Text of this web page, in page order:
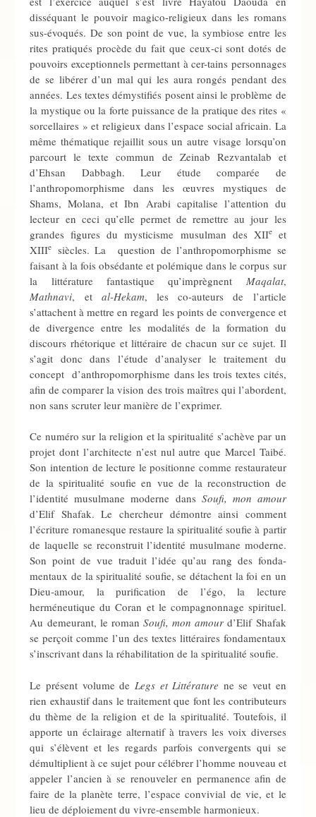
disséquant le pouvoir magico-religieux dans les romans
sus-évoqués. De son point de vue, la symbiose entre les
rites pratiqués procède du fait que ceux-ci sont dotés de
pouvoirs exceptionnels permettant à cer-tains personnages
de se libérer d’un mal qui les aura rongés pendant des
années. Les textes démystifiés posent ainsi le problème de
la mystique ou la forte puissance de la pratique des rites «
sorcellaires » et religieux dans l’espace social africain. La
même thématique rejaillit sous un autre visage lorsqu’on
parcourt le texte commun de Zeinab Rezvantalab et
d’Ehsan Dabbagh. Leur étude comparée de
l’anthropomorphisme dans les œuvres mystiques de
Shams, Molana, et Ibn Arabi capitalise l’attention du
lecteur en ceci qu’elle permet de remettre au jour les
grandes figures du mysticisme musulman des XIIeet
XIIIe siècles. La question de l’anthropomorphisme se
faisant à la fois obsédante et polémique dans le corpus sur
la littérature fantastique qu’imprègnent Maqalat,
Mathnavi, et al-Hekam, les co-auteurs de l’article
s’attachent à mettre en regard les points de convergence et
de divergence entre les modalités de la formation du
discours rhétorique et littéraire de chacun sur ce sujet. Il
s’agit donc dans l’étude d’analyser le traitement du
concept d’anthropomorphisme dans les trois textes cités,
afin de comparer la vision des trois maîtres qui l’abordent,
non sans scruter leur manière de l’exprimer.
Ce numéro sur la religion et la spiritualité s’achève par un
projet dont l’architecte n’est nul autre que Marcel Taibé.
Son intention de lecture le positionne comme restaurateur
de la spiritualité soufie en vue de la reconstruction de
l’identité musulmane moderne dans Soufi, mon amour
d’Elif Shafak. Le chercheur démontre ainsi comment
l’écriture romanesque restaure la spiritualité soufie à partir
de laquelle se reconstruit l’identité musulmane moderne.
Son point de vue traduit l’idée qu’au rang des fonda-
mentaux de la spiritualité soufie, se détachent la foi en un
Dieu-amour, la purification de l’égo, la lecture
herméneutique du Coran et le compagnonnage spirituel.
Au demeurant, le roman Soufi, mon amour d’Elif Shafak
se perçoit comme l’un des textes littéraires fondamentaux
s’inscrivant dans la réhabilitation de la spiritualité soufie.
Le présent volume de Legs et Littérature ne se veut en
rien exhaustif dans le traitement que font les contributeurs
du thème de la religion et de la spiritualité. Toutefois, il
apporte un éclairage alternatif à travers les voix diverses
qui s’élèvent et les regards parfois convergents qui se
démultiplient à ce sujet pour célébrer l’homme nouveau et
appeler l’ancien à se renouveler en permanence afin de
faire de la planète terre, l’espace convivial de vie, et le
lieu de déploiement du vivre-ensemble harmonieux.